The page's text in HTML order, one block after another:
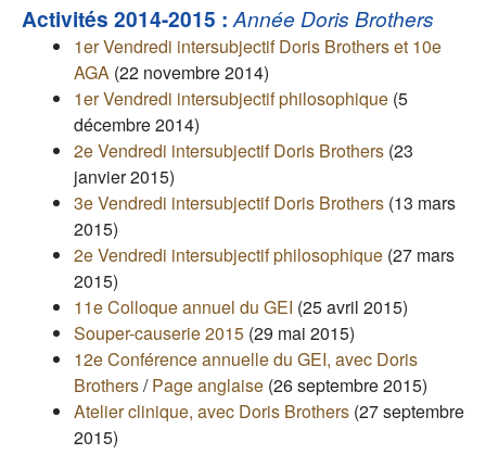
Activités 2014-2015 :Année Doris Brothers
1er Vendredi intersubjectif Doris Brothers et 10e
AGA (22 novembre 2014)
1er Vendredi intersubjectif philosophique (5
décembre 2014)
2e Vendredi intersubjectif Doris Brothers (23
janvier 2015)
3e Vendredi intersubjectif Doris Brothers (13 mars
2015)
2e Vendredi intersubjectif philosophique (27 mars
2015)
11e Colloque annuel du GEI (25 avril 2015)
Souper-causerie 2015 (29 mai 2015)
12e Conférence annuelle du GEI, avec Doris
Brothers/Page anglaise (26 septembre 2015)
Atelier clinique, avec Doris Brothers (27 septembre
2015)